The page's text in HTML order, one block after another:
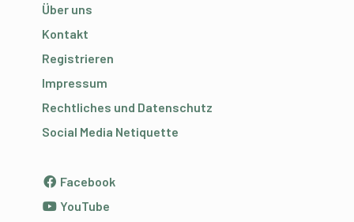
Über uns
Kontakt
Registrieren
Impressum
Rechtliches und Datenschutz
Social Media Netiquette
Facebook
YouTube